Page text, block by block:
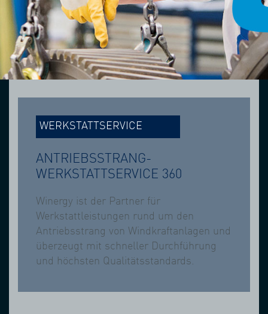
WERKSTATTSERVICE
ANTRIEBSSTRANG-
WERKSTATTSERVICE 360
Winergy ist der Partner für
Werkstattleistungen rund um den
Antriebsstrang von Windkraftanlagen und
überzeugt mit schneller Durchführung
und höchsten Qualitätsstandards.